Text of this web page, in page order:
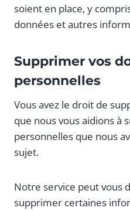
soient en place, y
données et autres
Supprimer vos
personnelles
Vous avez le droit de
que nous vous aidions à
personnelles que nous
sujet.
Notre service peut vous
supprimer certaines